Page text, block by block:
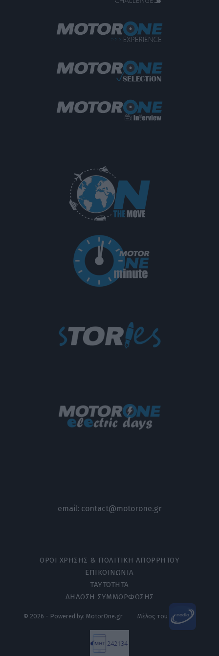
email: contact@motorone.gr
ΟΡΟΙ ΧΡΗΣΗΣ & ΠΟΛΙΤΙΚΗ ΑΠΟΡΡΗΤΟΥ
ΕΠΙΚΟΙΝΩΝΙΑ
ΤΑΥΤΟΤΗΤΑ
ΔΗΛΩΣΗ ΣΥΜΜΟΡΦΩΣΗΣ
© 2026 - Powered by: MotorOne.gr Μέλος του